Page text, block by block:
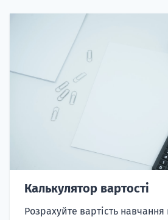
Калькулятор вартості
Розрахуйте вартість навчання